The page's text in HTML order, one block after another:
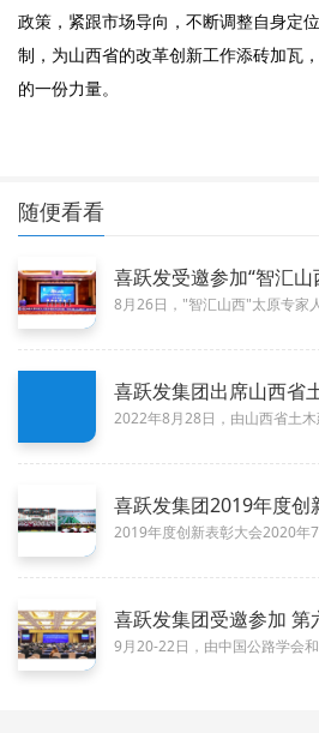
政策，紧跟市场导向，不断调整自身定
制，为山西省的改革创新工作添砖加瓦
的一份力量。
随便看看
09-01
07-23
10-08